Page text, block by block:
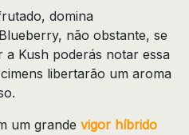
domina
não obstante, se
Kush poderás notar essa
libertarão um aroma
um grande vigor híbrido